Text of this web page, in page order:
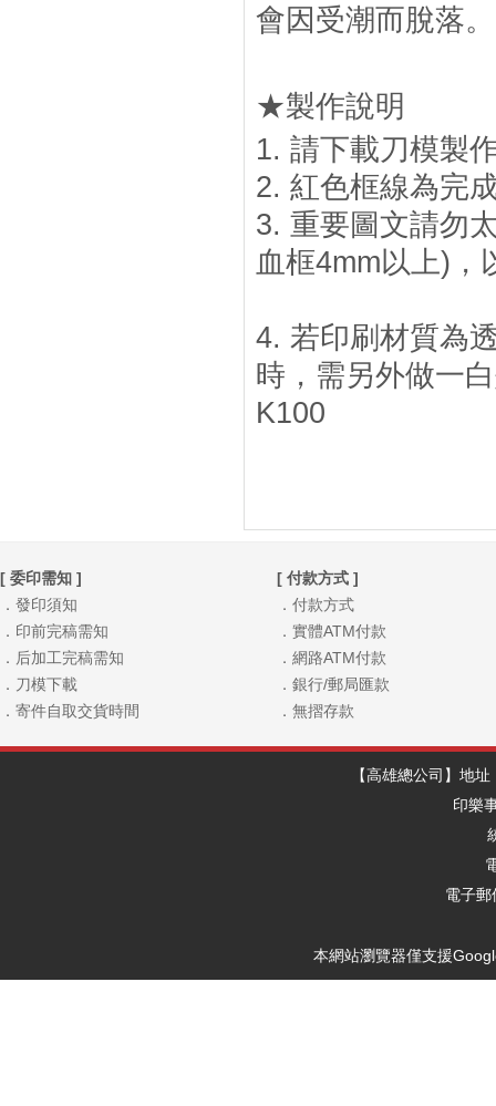
會因受潮而脫落。
★製作說明
1. 請下載刀模製
2. 紅色框線為完
3. 重要圖文請勿
血框4mm以上)，
4. 若印刷材質為
時，需另外做一
K100
[ 委印需知 ]
．發印須知
．印前完稿需知
．后加工完稿需知
．刀模下載
．寄件自取交貨時間
[ 付款方式 ]
．付款方式
．實體ATM付款
．網路ATM付款
．銀行/郵局匯款
．無摺存款
【高雄總公司】地
印樂
電子
本網站瀏覽器僅支援